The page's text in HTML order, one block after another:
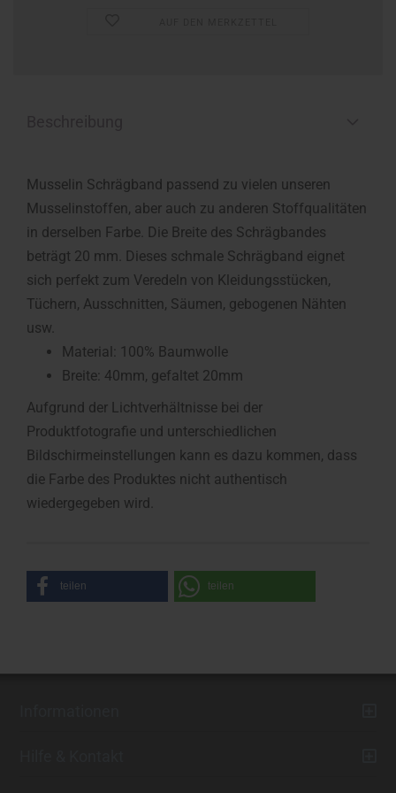
Musselin Schrägband passend zu vielen unseren
Musselinstoffen, aber auch zu anderen Stoffqualitäten
in derselben Farbe. Die Breite des Schrägbandes
beträgt 20 mm. Dieses schmale Schrägband eignet
sich perfekt zum Veredeln von Kleidungsstücken,
Tüchern, Ausschnitten, Säumen, gebogenen Nähten
usw.
Material: 100% Baumwolle
Breite: 40mm, gefaltet 20mm
Aufgrund der Lichtverhältnisse bei der
Produktfotografie und unterschiedlichen
Bildschirmeinstellungen kann es dazu kommen, dass
die Farbe des Produktes nicht authentisch
wiedergegeben wird.
teilen teilen